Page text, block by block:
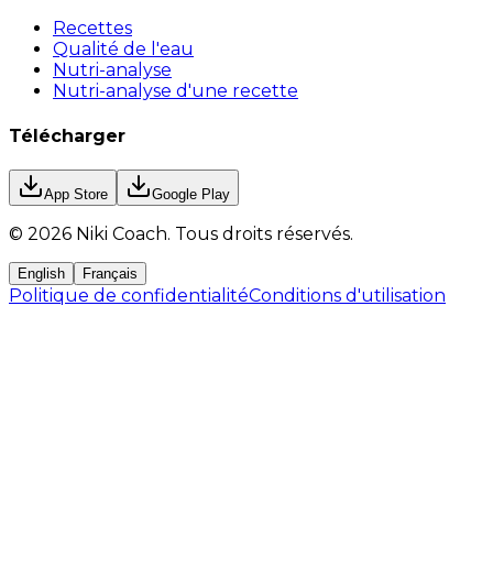
Recettes
Qualité de l'eau
Nutri-analyse
Nutri-analyse d'une recette
Télécharger
App Store Google Play
© 2026 Niki Coach. Tous droits réservés.
English Français
Politique de confidentialitéConditions d'utilisation